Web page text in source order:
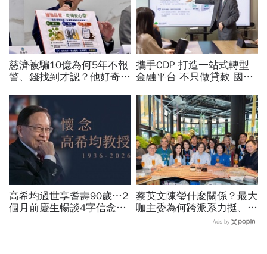
慈濟被騙10億為何5年不報
警、錢找到才認？他好奇：
「擋疫苗」黑鍋只求1件事
攜手CDP 打造一站式轉型
金融平台 不只做貸款 國泰
高希均過世享耆壽90歲…2
個月前慶生暢談4字信念，
蔡英文陳瑩什麼關係？最大
咖主委為何跨派系力挺、連
饒慶鈴都曬合照...同場背後
Ads by